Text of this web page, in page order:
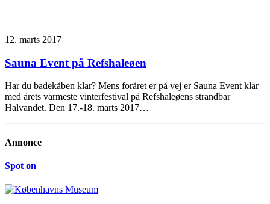
12. marts 2017
Sauna Event på Refshaleøen
Har du badekåben klar? Mens foråret er på vej er Sauna Event klar
med årets varmeste vinterfestival på Refshaleøens strandbar
Halvandet. Den 17.-18. marts 2017…
Annonce
Spot on